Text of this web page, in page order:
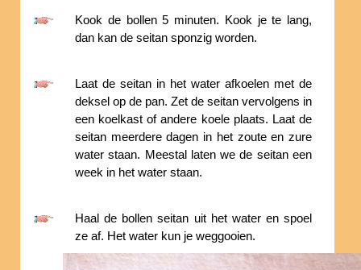
Kook de bollen 5 minuten. Kook je te lang,
dan kan de seitan sponzig worden.
Laat de seitan in het water afkoelen met de
deksel op de pan. Zet de seitan vervolgens in
een koelkast of andere koele plaats. Laat de
seitan meerdere dagen in het zoute en zure
water staan. Meestal laten we de seitan een
week in het water staan.
Haal de bollen seitan uit het water en spoel
ze af. Het water kun je weggooien.